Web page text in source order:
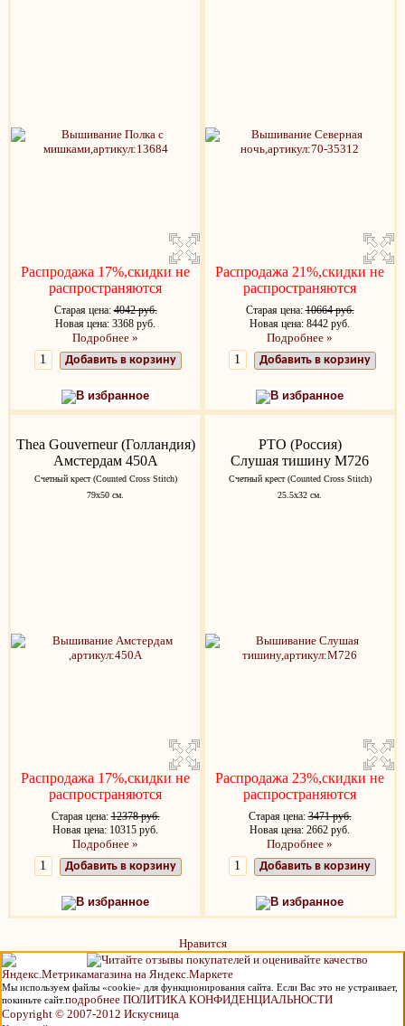
Распродажа 17%,скидки не
распространяются
Старая цена:4042 руб.
Новая цена: 3368 руб.
Подробнее »
Добавить в корзину
В избранное
Распродажа 21%,скидки не
распространяются
Старая цена:10664 руб.
Новая цена: 8442 руб.
Подробнее »
Добавить в корзину
В избранное
Thea Gouverneur (Голландия)
Амстердам 450A
Счетный крест (Counted Cross Stitch)
79х50 см.
Распродажа 17%,скидки не
распространяются
Старая цена:12378 руб.
Новая цена: 10315 руб.
Подробнее »
Добавить в корзину
В избранное
РТО (Россия)
Слушая тишину M726
Счетный крест (Counted Cross Stitch)
25.5x32 см.
Распродажа 23%,скидки не
распространяются
Старая цена:3471 руб.
Новая цена: 2662 руб.
Подробнее »
Добавить в корзину
В избранное
Нравится
Мы используем файлы «cookie» для функционирования сайта. Если Вас это не устраивает,
покиньте сайт.подробнее ПОЛИТИКА КОНФИДЕНЦИАЛЬНОСТИ
Copyright © 2007-2012 Искусница